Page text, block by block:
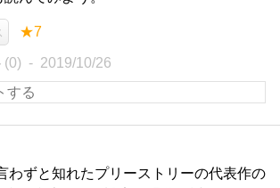
★7
(0) 2019/10/26
わずと知れたプリーストリーの代表作の